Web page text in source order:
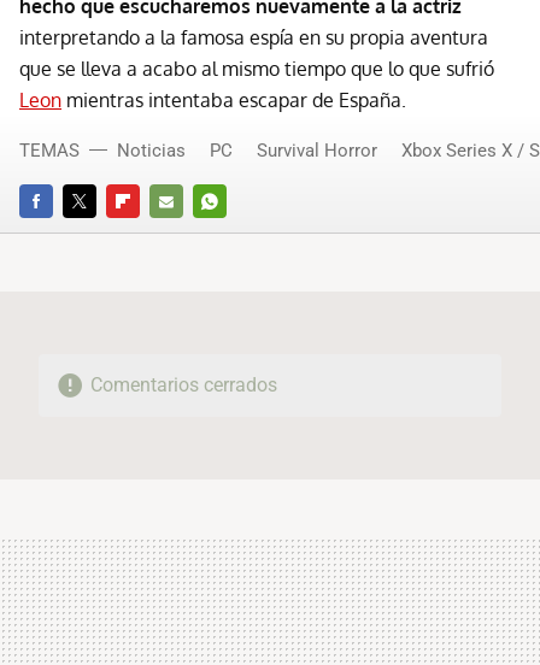
hecho que escucharemos nuevamente a la actriz
interpretando a la famosa espía en su propia aventura
que se lleva a acabo al mismo tiempo que lo que sufrió
Leon mientras intentaba escapar de España.
FACEBOOKTWITTERFLIPBOARD
E-
WHATSAPP
TEMAS Noticias PC Survival Horror Xbox Series X / S
Comentarios cerrados